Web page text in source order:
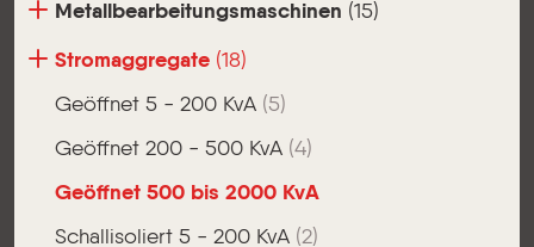
Metallbearbeitungsmaschinen (15)
Stromaggregate (18)
Geöffnet 5 - 200 KvA (5)
Geöffnet 200 - 500 KvA (4)
Geöffnet 500 bis 2000 KvA
Schallisoliert 5 - 200 KvA (2)